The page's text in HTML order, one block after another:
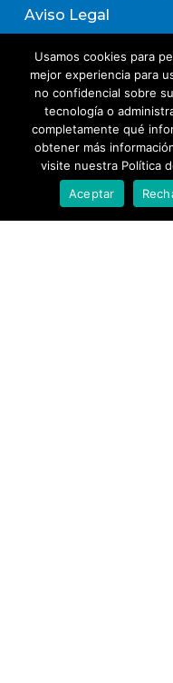
Aviso Legal
Política de
Política de
Suscribirse a
Usamos cookies para
mejor experiencia para
no confidencial sobre
tecnología o
completamente qué
obtener más
visite nuestra Política
Aceptar